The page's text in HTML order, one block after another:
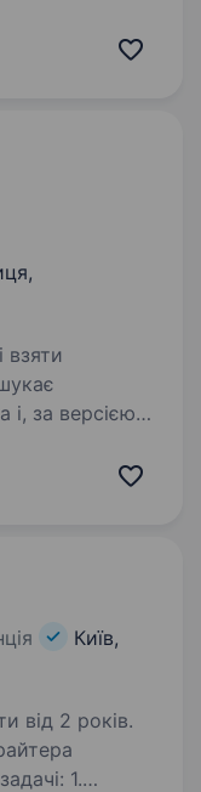
взяти
і, за версією
сайти
Київ,
від 2 років.
1.